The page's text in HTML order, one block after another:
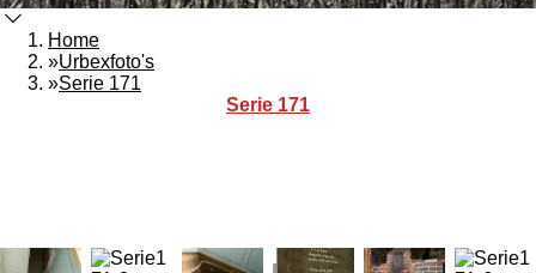
Home
»Urbexfoto's
»Serie 171
Serie 171